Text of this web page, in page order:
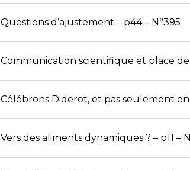
Questions d’ajustement – p44 – N°395
Communication scientifique et place de
Célébrons Diderot, et pas seulement en
Vers des aliments dynamiques ? – p11 –